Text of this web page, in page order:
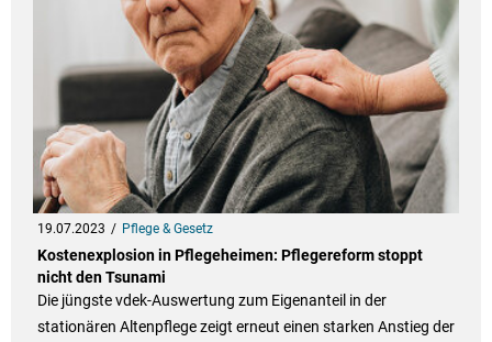
19.07.2023 Pflege & Gesetz
Kostenexplosion in Pflegeheimen: Pflegereform stoppt
nicht den Tsunami
Die jüngste vdek-Auswertung zum Eigenanteil in der
stationären Altenpflege zeigt erneut einen starken Anstieg der